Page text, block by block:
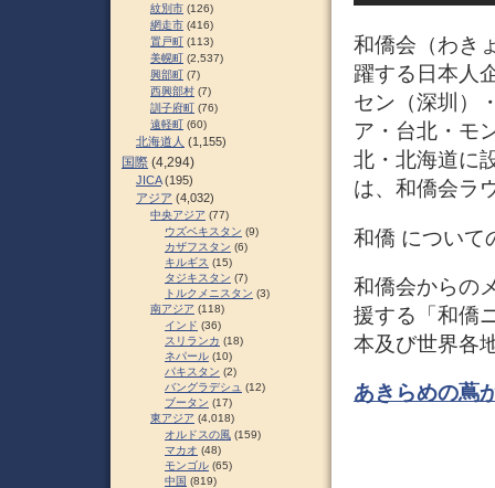
和僑会（わき
躍する日本人
セン（深圳）
ア・台北・モ
北・北海道に
は、和僑会ラ
和僑 について
和僑会からの
援する「和僑
本及び世界各
あきらめの蔦
紋別市 (126)
網走市 (416)
置戸町 (113)
美幌町 (2,537)
興部町 (7)
西興部村 (7)
訓子府町 (76)
遠軽町 (60)
北海道人 (1,155)
国際 (4,294)
JICA(195)
アジア (4,032)
中央アジア (77)
ウズベキスタン (9)
カザフスタン (6)
キルギス (15)
タジキスタン (7)
トルクメニスタン (3)
南アジア (118)
インド (36)
スリランカ (18)
ネパール (10)
パキスタン (2)
バングラデシュ (12)
ブータン (17)
東アジア (4,018)
オルドスの風 (159)
マカオ (48)
モンゴル (65)
中国 (819)